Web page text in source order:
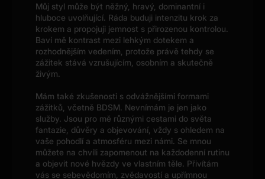
Můj styl může být něžný, hravý, dominantní i
hluboce uvolňující. Ráda buduji intenzitu krok za
krokem a propojuji jemnost s přirozenou kontrolou.
Baví mě kontrast mezi lehkým dotekem a
rozhodnějším vedením, protože právě tehdy se
zážitek stává vzrušujícím, osobním a skutečně
živým.
Mám také zkušenosti s odvážnějšími formami
zážitků, včetně BDSM. Nevnímám je jen jako
služby. Jsou pro mě různými cestami do světa
fantazie, důvěry a objevování, vždy s ohledem na
vaše pohodlí a atmosféru mezi námi. Se mnou
můžete na chvíli zapomenout na každodenní rutinu
a objevit nové hvězdy ve vlastním těle. Přivítám
vás se sebevědomím, zvědavostí a upřímnou